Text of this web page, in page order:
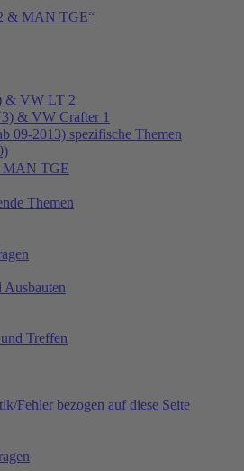
& MAN TGE“
& VW LT 2
& VW Crafter 1
2013) spezifische Themen
TGE
Themen
Treffen
Fehler bezogen auf diese Seite